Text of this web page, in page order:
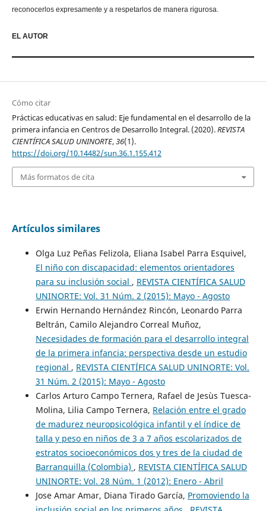
reconocerlos expresamente y a respetarlos de manera rigurosa.
EL AUTOR
Cómo citar
Prácticas educativas en salud: Eje fundamental en el desarrollo de la
primera infancia en Centros de Desarrollo Integral. (2020).REVISTA
CIENTÍFICA SALUD UNINORTE,36(1).
https://doi.org/10.14482/sun.36.1.155.412
Más formatos de cita
Artículos similares
Olga Luz Peñas Felizola, Eliana Isabel Parra Esquivel,
El niño con discapacidad: elementos orientadores
para su inclusión social , REVISTA CIENTÍFICA SALUD
UNINORTE: Vol. 31 Núm. 2 (2015): Mayo - Agosto
Erwin Hernando Hernández Rincón, Leonardo Parra
Beltrán, Camilo Alejandro Correal Muñoz,
Necesidades de formación para el desarrollo integral
de la primera infancia: perspectiva desde un estudio
regional , REVISTA CIENTÍFICA SALUD UNINORTE: Vol.
31 Núm. 2 (2015): Mayo - Agosto
Carlos Arturo Campo Ternera, Rafael de Jesùs Tuesca-
Molina, Lilia Campo Ternera, Relación entre el grado
de madurez neuropsicológica infantil y el índice de
talla y peso en niños de 3 a 7 años escolarizados de
estratos socioeconómicos dos y tres de la ciudad de
Barranquilla (Colombia) , REVISTA CIENTÍFICA SALUD
UNINORTE: Vol. 28 Núm. 1 (2012): Enero - Abril
Jose Amar Amar, Diana Tirado García, Promoviendo la